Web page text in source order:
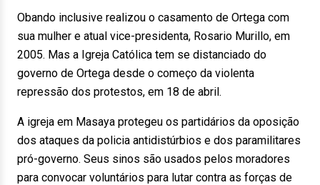
Obando inclusive realizou o casamento de Ortega com
sua mulher e atual vice-presidenta, Rosario Murillo, em
2005. Mas a Igreja Católica tem se distanciado do
governo de Ortega desde o começo da violenta
repressão dos protestos, em 18 de abril.
A igreja em Masaya protegeu os partidários da oposição
dos ataques da policia antidistúrbios e dos paramilitares
pró-governo. Seus sinos são usados pelos moradores
para convocar voluntários para lutar contra as forças de